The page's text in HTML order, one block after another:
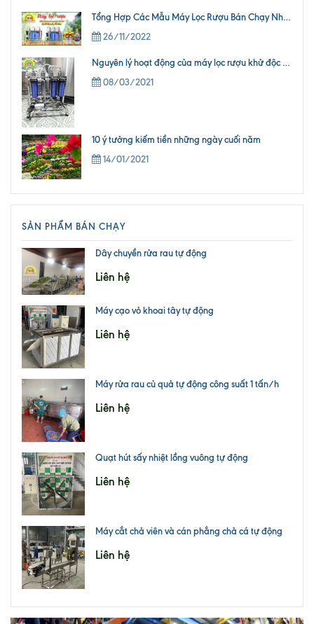
Tổng Hợp Các Mẫu Máy Lọc Rượu Bán Chạy Nhất 2022
26/11/2022
Nguyên lý hoạt động của máy lọc rượu khử độc tố andehit
08/03/2021
10 ý tưởng kiếm tiền những ngày cuối năm
14/01/2021
SẢN PHẨM BÁN CHẠY
Dây chuyền rửa rau tự động
Liên hệ
Máy cạo vỏ khoai tây tự động
Liên hệ
Máy rửa rau củ quả tự động công suất 1 tấn/h
Liên hệ
Quạt hút sấy nhiệt lồng vuông tự động
Liên hệ
Máy cắt chả viên và cán phẳng chả cá tự động
Liên hệ